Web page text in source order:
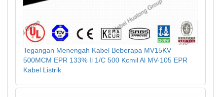
Tegangan Menengah Kabel Beberapa MV15KV
500MCM EPR 133% Il 1/C 500 Kcmil Al MV-105 EPR
Kabel Listrik